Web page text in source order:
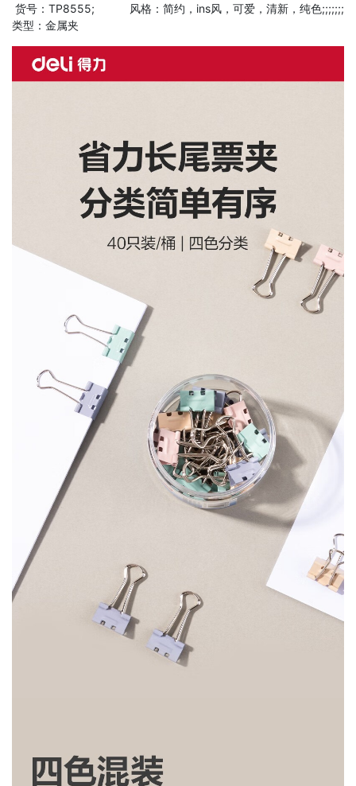
货号：TP8555; 风格：简约，ins风，可爱，清新，纯色;;;;;;;
类型：金属夹